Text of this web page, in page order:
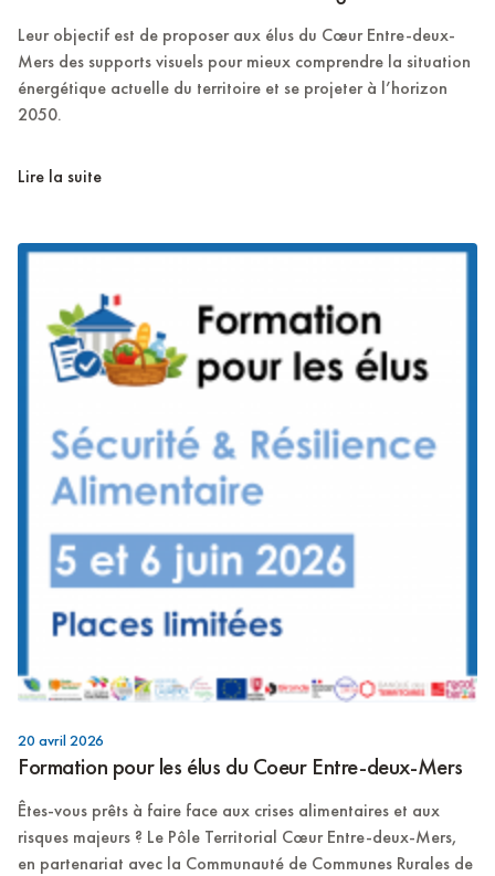
Leur objectif est de proposer aux élus du Cœur Entre-deux-
Mers des supports visuels pour mieux comprendre la situation
énergétique actuelle du territoire et se projeter à l’horizon
2050.
Lire la suite
20 avril 2026
Formation pour les élus du Coeur Entre-deux-Mers
Êtes-vous prêts à faire face aux crises alimentaires et aux
risques majeurs ? Le Pôle Territorial Cœur Entre-deux-Mers,
en partenariat avec la Communauté de Communes Rurales de